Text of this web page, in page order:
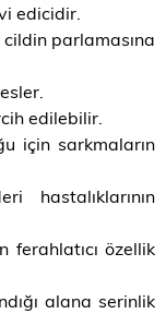
edicidir.
parlamasına
edilebilir.
için sarkmaların
hastalıklarının
ferahlatıcı özellik
alana serinlik